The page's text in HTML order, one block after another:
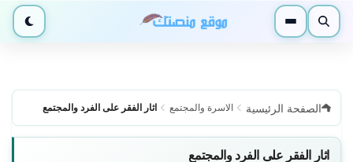
بحث القائمة الوضع
الصفحة الرئيسية الاسرة والمجتمع اثار الفقر على الفرد والمجتمع
اثار الفقر على الفرد والمجتمع